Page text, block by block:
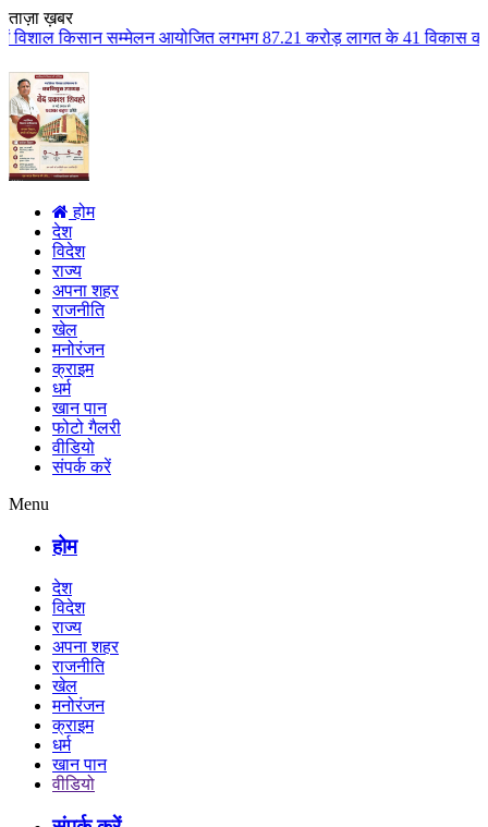
ताज़ा ख़बर
लगभग 87.21 करोड़ लागत के 41 विकास कार्यों का किया
होम
देश
विदेश
राज्य
अपना शहर
राजनीति
खेल
मनोरंजन
क्राइम
धर्म
खान पान
फोटो गैलरी
वीडियो
संपर्क करें
Menu
होम
देश
विदेश
राज्य
अपना शहर
राजनीति
खेल
मनोरंजन
क्राइम
धर्म
खान पान
वीडियो